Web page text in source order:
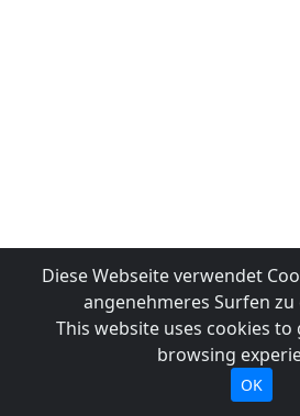
Diese Webseite verwendet
angenehmeres Surfen
This website uses cookies
browsing
OK